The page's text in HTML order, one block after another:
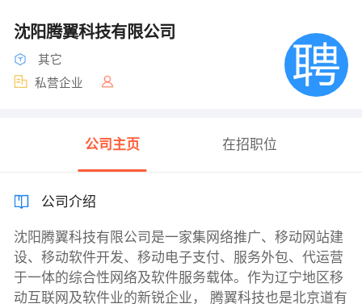
沈阳腾翼科技有限公司
其它
私营企业
公司主页 在招职位
公司介绍
沈阳腾翼科技有限公司是一家集网络推广、移动网站建
设、移动软件开发、移动电子支付、服务外包、代运营
于一体的综合性网络及软件服务载体。作为辽宁地区移
动互联网及软件业的新锐企业， 腾翼科技也是北京道有